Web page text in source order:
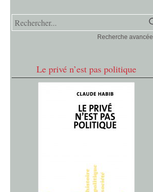
Recherche avancée
Le privé n’est pas politique